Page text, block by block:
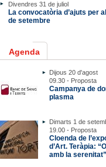
Divendres 31 de juliol
La convocatòria d’ajuts per
de setembre
Agenda
Dijous 20 d'agost
09.30 - Proposta
Campanya de
plasma
Dimarts 1 de
19.00 - Proposta
Cloenda de
d’Art. Teràpia:
amb la serenitat”